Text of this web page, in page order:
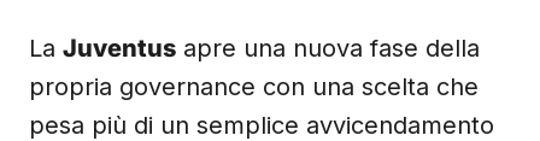
La Juventus apre una nuova fase della
propria governance con una scelta che
pesa più di un semplice avvicendamento